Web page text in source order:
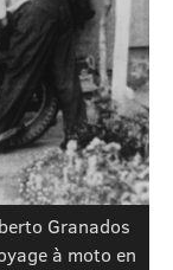
Granados
à moto en